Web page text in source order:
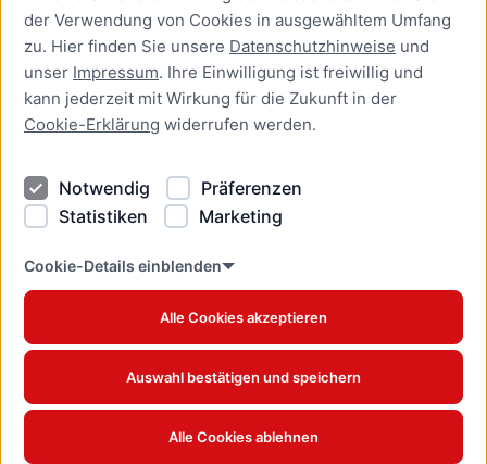
der Verwendung von Cookies in ausgewähltem Umfang
zu. Hier finden Sie unsere Datenschutzhinweise und
unser Impressum. Ihre Einwilligung ist freiwillig und
kann jederzeit mit Wirkung für die Zukunft in der
Cookie-Erklärung widerrufen werden.
Notwendig
Präferenzen
Statistiken
Marketing
Cookie-Details einblenden
Alle Cookies akzeptieren
Auswahl bestätigen und speichern
Alle Cookies ablehnen
Newsletter Lübeck:kompakt
Kontakt
Kontakt
Datenschutzhinweise
Barrierefreiheit
Cookie Erklärung
www.luebeck.de